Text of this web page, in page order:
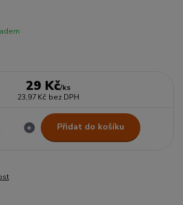
29 Kč/ks
23,97 Kč bez DPH
Přidat do košíku